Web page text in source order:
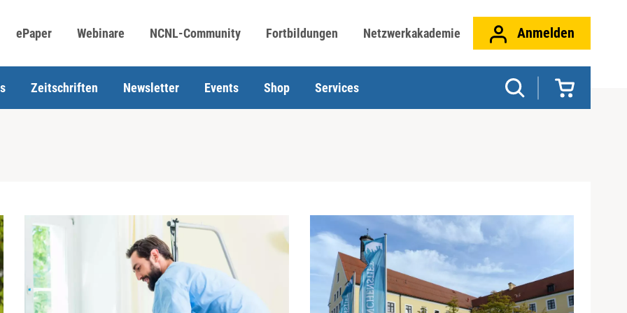
ePaper Webinare NCNL-Community Fortbildungen Netzwerkakademie Anmelden
Zeitschriften Newsletter Events Shop Services